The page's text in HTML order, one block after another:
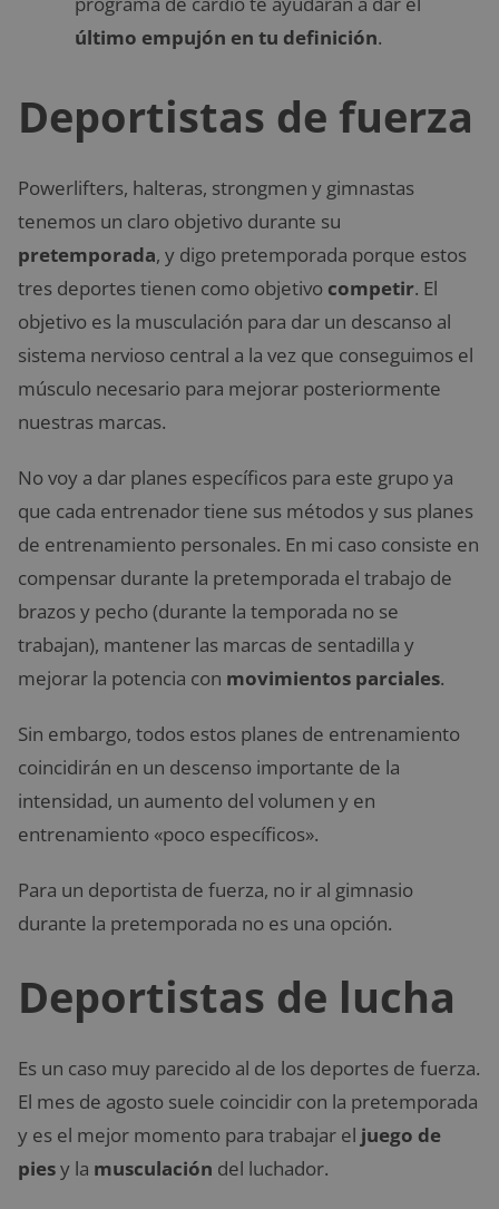
último empujón en tu definición.
Deportistas de fuerza
Powerlifters, halteras, strongmen y gimnastas
tenemos un claro objetivo durante su
pretemporada, y digo pretemporada porque estos
tres deportes tienen como objetivo competir. El
objetivo es la musculación para dar un descanso al
sistema nervioso central a la vez que conseguimos el
músculo necesario para mejorar posteriormente
nuestras marcas.
No voy a dar planes específicos para este grupo ya
que cada entrenador tiene sus métodos y sus planes
de entrenamiento personales. En mi caso consiste en
compensar durante la pretemporada el trabajo de
brazos y pecho (durante la temporada no se
trabajan), mantener las marcas de sentadilla y
mejorar la potencia con movimientos parciales.
Sin embargo, todos estos planes de entrenamiento
coincidirán en un descenso importante de la
intensidad, un aumento del volumen y en
entrenamiento «poco específicos».
Para un deportista de fuerza, no ir al gimnasio
durante la pretemporada no es una opción.
Deportistas de lucha
Es un caso muy parecido al de los deportes de fuerza.
El mes de agosto suele coincidir con la pretemporada
y es el mejor momento para trabajar el juego de
piesy la musculación del luchador.